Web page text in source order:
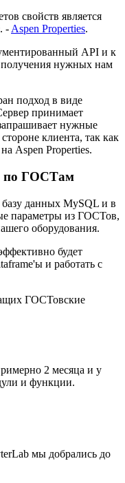
свойств является
- Aspen Properties.
API и к
нужных нам
подход в виде
принимает
нужные
клиента, так как
Aspen Properties.
по ГОСТам
данных MySQL и в
параметры из ГОСТов,
оборудования.
будет
и работать с
ГОСТовские
2 месяца и у
и функции.
мы добрались до